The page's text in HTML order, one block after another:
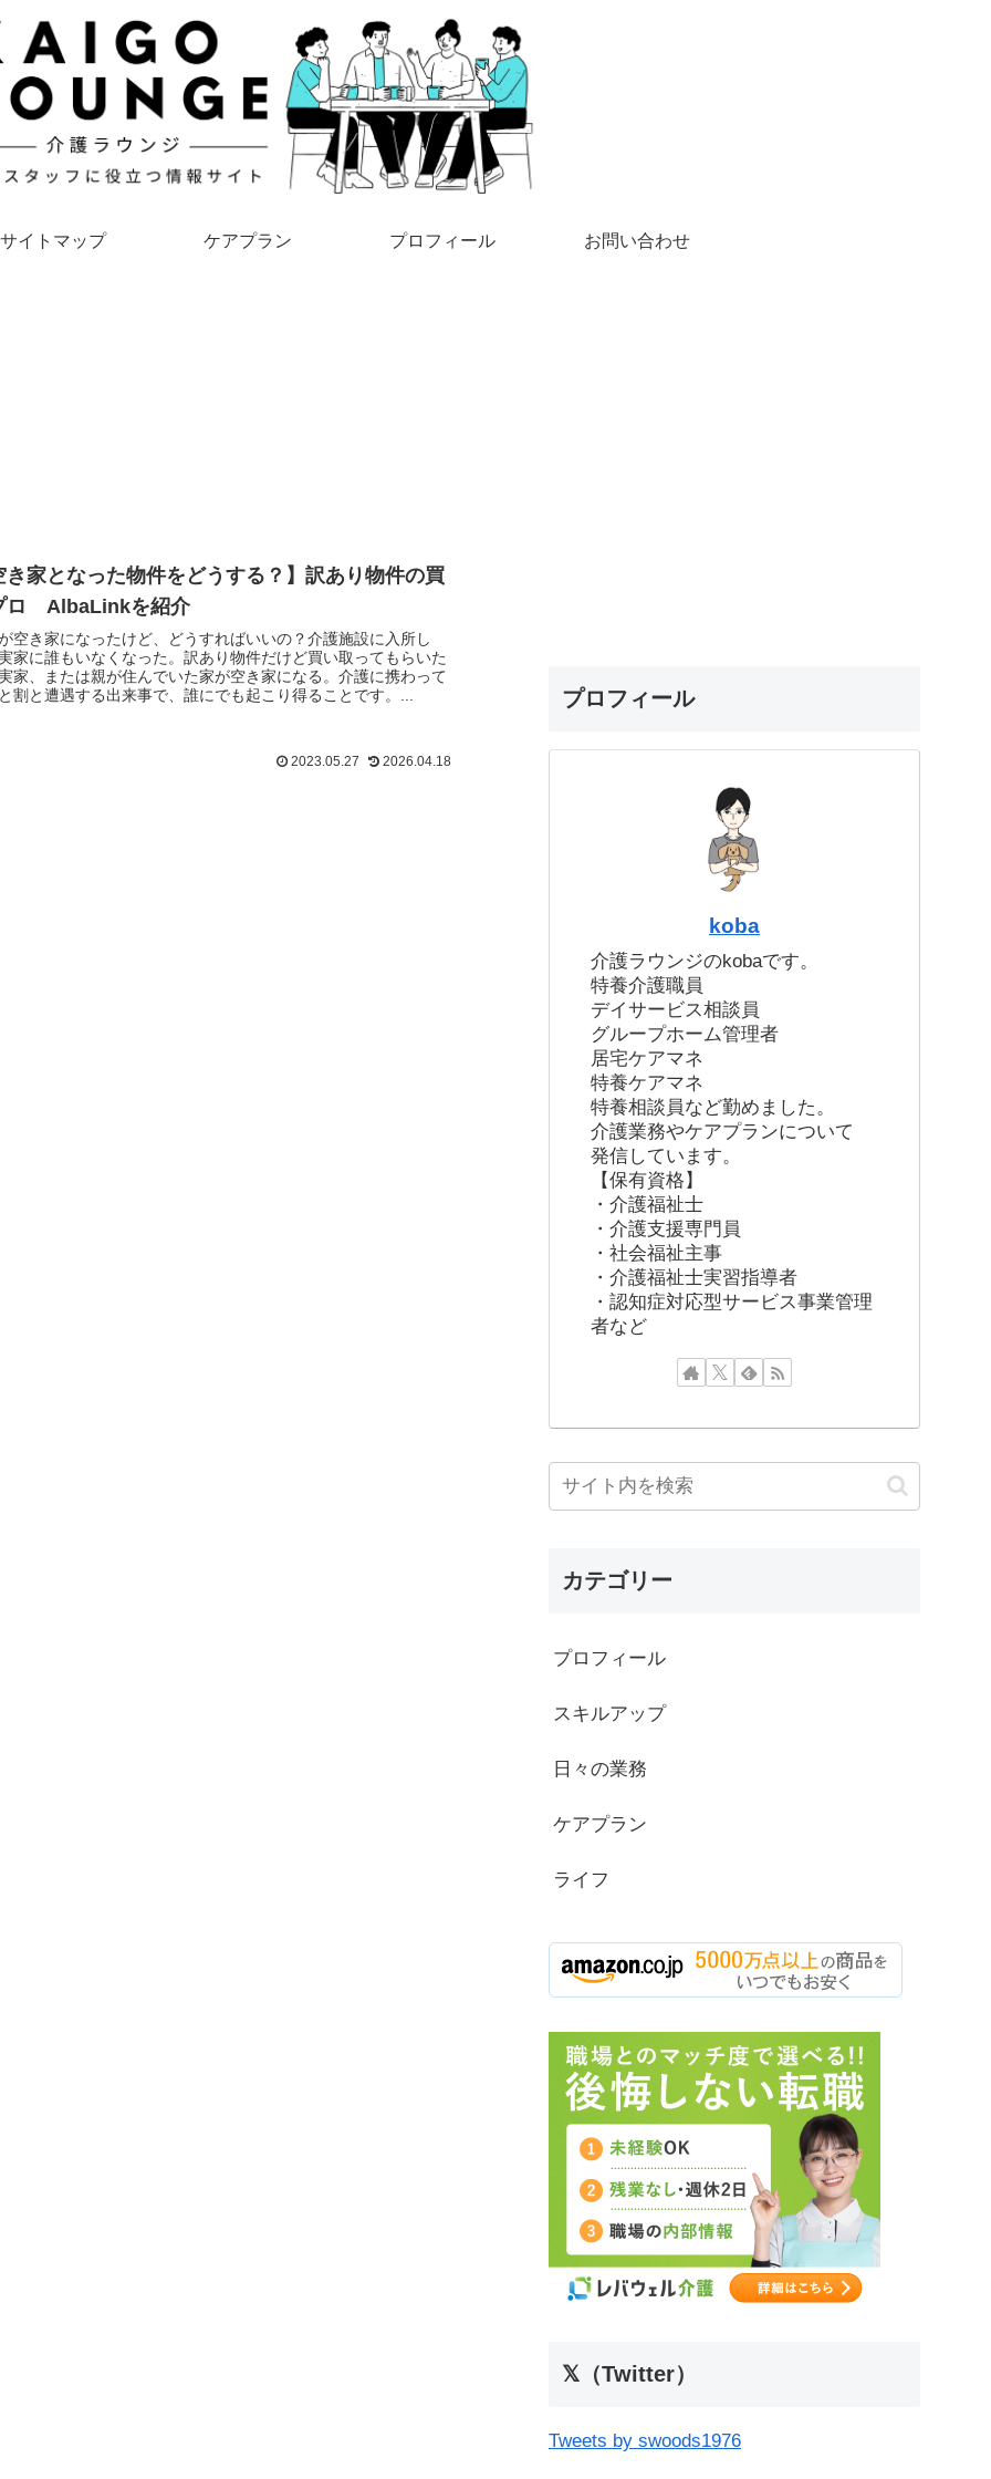
サイトマップ ケアプラン プロフィール お問い合わせ
き家となった物件をどうする？】訳あり物件の買
ロ AlbaLinkを紹介
空き家になったけど、どうすればいいの？介護施設に入所し
家に誰もいなくなった。訳あり物件だけど買い取ってもらいた
家、または親が住んでいた家が空き家になる。介護に携わって
割と遭遇する出来事で、誰にでも起こり得ることです。...
2023.05.27 2026.04.18
プロフィール
koba
介護ラウンジのkobaです。
特養介護職員
デイサービス相談員
グループホーム管理者
居宅ケアマネ
特養ケアマネ
特養相談員など勤めました。
介護業務やケアプランについて
発信しています。
【保有資格】
・介護福祉士
・介護支援専門員
・社会福祉主事
・介護福祉士実習指導者
・認知症対応型サービス事業管理
者など
カテゴリー
プロフィール
スキルアップ
日々の業務
ケアプラン
ライフ
𝕏（Twitter）
Tweets by swoods1976